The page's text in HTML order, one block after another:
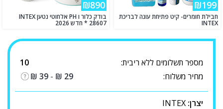
₪199
חבילת חומרים- קיט פתיחת עונה לבריכת
INTEX
₪890
בודק כלור ו PH אלחוטי נטען INTEX
28607 * חדש 2026
מספר תשלומים ללא ריבית:
10
מחיר משלוח:
₪ 29
-
₪ 39
יצרן: INTEX